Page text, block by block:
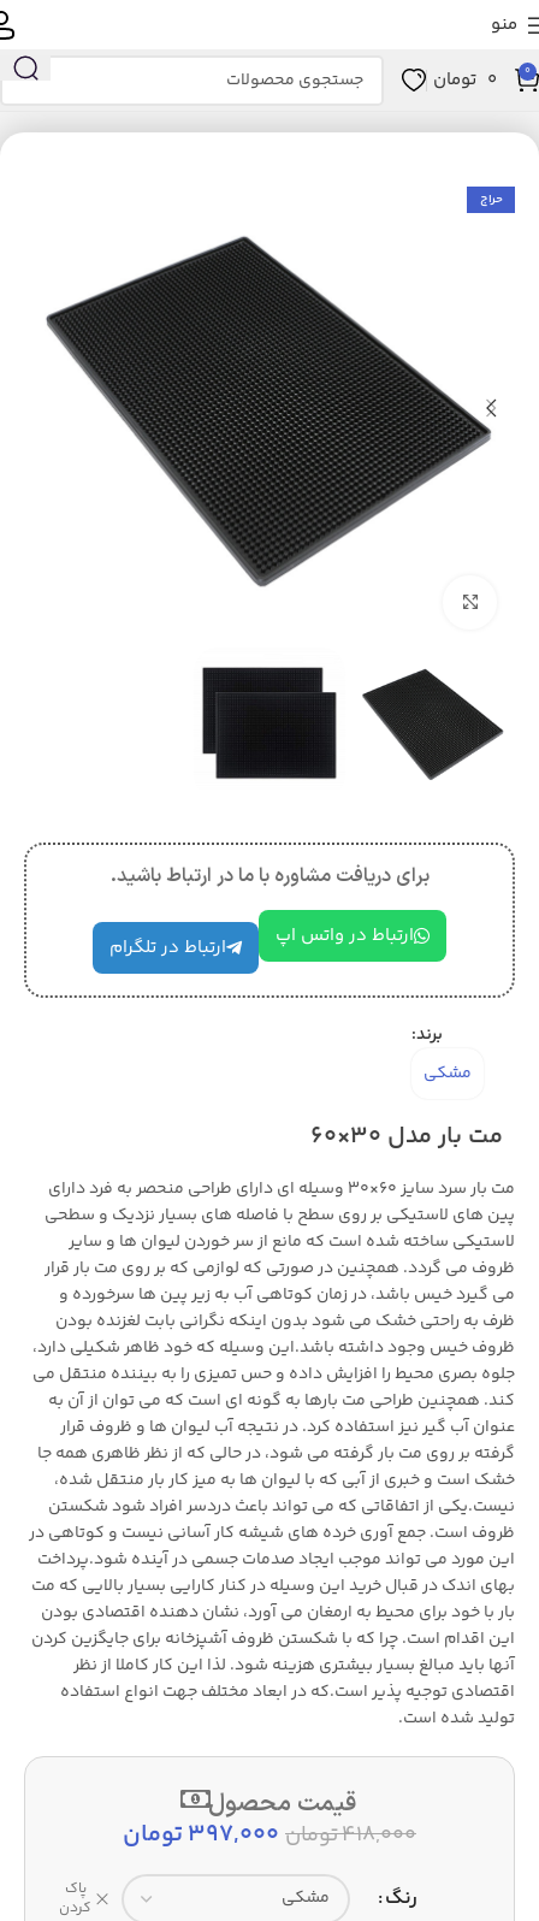
منو
0
0 تومان
خانه لوازم خانگی برقی نوشیدنی ساز لوازم جانبی و مصرفی نوشیدنی‌ساز
حراج
برای دریافت مشاوره با ما در ارتباط باشید.
ارتباط در واتس اپ ارتباط در تلگرام
برند:
مشکی
مت بار مدل 30×60
مت بار سرد سایز 60×30 وسیله ای دارای طراحی منحصر به فرد دارای
پین های لاستیکی بر روی سطح با فاصله های بسیار نزدیک و سطحی
لاستیکی ساخته شده است که مانع از سر خوردن لیوان ها و سایر
ظروف می گردد. همچنین در صورتی که لوازمی که بر روی مت بار قرار
می گیرد خیس باشد، در زمان کوتاهی آب به زیر پین ها سرخورده و
ظرف به راحتی خشک می شود بدون اینکه نگرانی بابت لغزنده بودن
ظروف خیس وجود داشته باشد.این وسیله که خود ظاهر شکیلی دارد،
جلوه بصری محیط را افزایش داده و حس تمیزی را به بیننده منتقل می
کند. همچنین طراحی مت بارها به گونه ای است که می توان از آن به
عنوان آب گیر نیز استفاده کرد. در نتیجه آب لیوان ها و ظروف قرار
گرفته بر روی مت بار گرفته می شود، در حالی که از نظر ظاهری همه جا
خشک است و خبری از آبی که با لیوان ها به میز کار بار منتقل شده،
نیست.یکی از اتفاقاتی که می تواند باعث دردسر افراد شود شکستن
ظروف است. جمع آوری خرده های شیشه کار آسانی نیست و کوتاهی در
این مورد می تواند موجب ایجاد صدمات جسمی در آینده شود.پرداخت
بهای اندک در قبال خرید این وسیله در کنار کارایی بسیار بالایی که مت
بار با خود برای محیط به ارمغان می آورد، نشان دهنده اقتصادی بودن
این اقدام است. چرا که با شکستن ظروف آشپزخانه برای جایگزین کردن
آنها باید مبالغ بسیار بیشتری هزینه شود. لذا این کار کاملا از نظر
اقتصادی توجیه پذیر است.که در ابعاد مختلف جهت انواع استفاده
تولید شده است.
قیمت محصول
418,000تومان 397,000تومان
رنگ
پاک
کردن